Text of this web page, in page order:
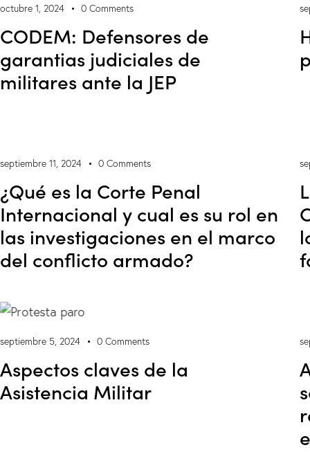
octubre 1, 2024 0 Comments
CODEM: Defensores de
garantias judiciales de
militares ante la JEP
septiembre 11, 2024 0 Comments
¿Qué es la Corte Penal
Internacional y cual es su rol en
las investigaciones en el marco
del conflicto armado?
septiembre 5, 2024 0 Comments
Aspectos claves de la
Asistencia Militar